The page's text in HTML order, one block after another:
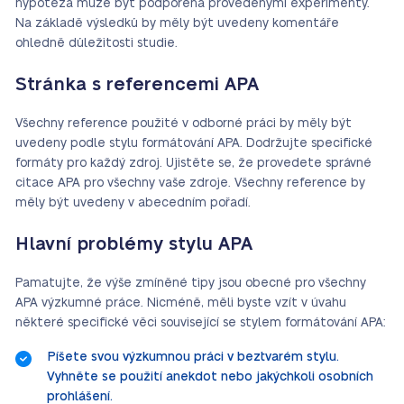
hypotéza může být podpořena provedenými experimenty.
Na základě výsledků by měly být uvedeny komentáře
ohledně důležitosti studie.
Stránka s referencemi APA
Všechny reference použité v odborné práci by měly být
uvedeny podle stylu formátování APA. Dodržujte specifické
formáty pro každý zdroj. Ujistěte se, že provedete správné
citace APA pro všechny vaše zdroje. Všechny reference by
měly být uvedeny v abecedním pořadí.
Hlavní problémy stylu APA
Pamatujte, že výše zmíněné tipy jsou obecné pro všechny
APA výzkumné práce. Nicméně, měli byste vzít v úvahu
některé specifické věci související se stylem formátování APA:
Píšete svou výzkumnou práci v beztvarém stylu.
Vyhněte se použití anekdot nebo jakýchkoli osobních
prohlášení.